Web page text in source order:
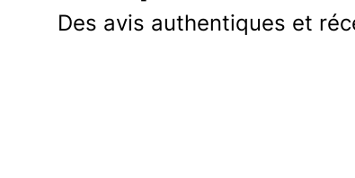
Des avis authentiques et